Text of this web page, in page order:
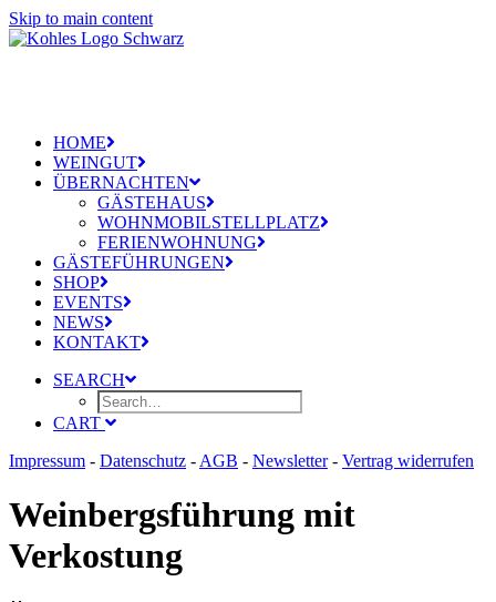
Skip to main content
HOME
WEINGUT
ÜBERNACHTEN
GÄSTEHAUS
WOHNMOBILSTELLPLATZ
FERIENWOHNUNG
GÄSTEFÜHRUNGEN
SHOP
EVENTS
NEWS
KONTAKT
SEARCH
CART
Impressum - Datenschutz - AGB - Newsletter- Vertrag widerrufen
Weinbergsführung mit
Verkostung